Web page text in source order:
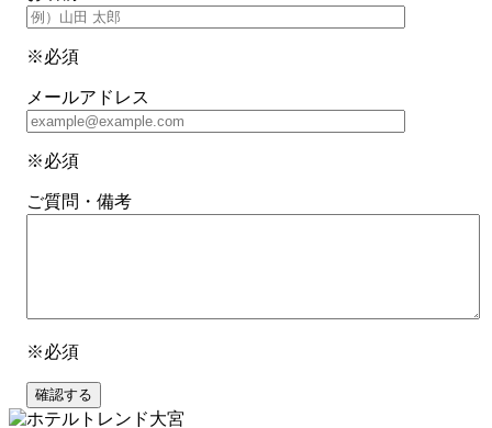
※必須
メールアドレス
※必須
ご質問・備考
※必須
確認する